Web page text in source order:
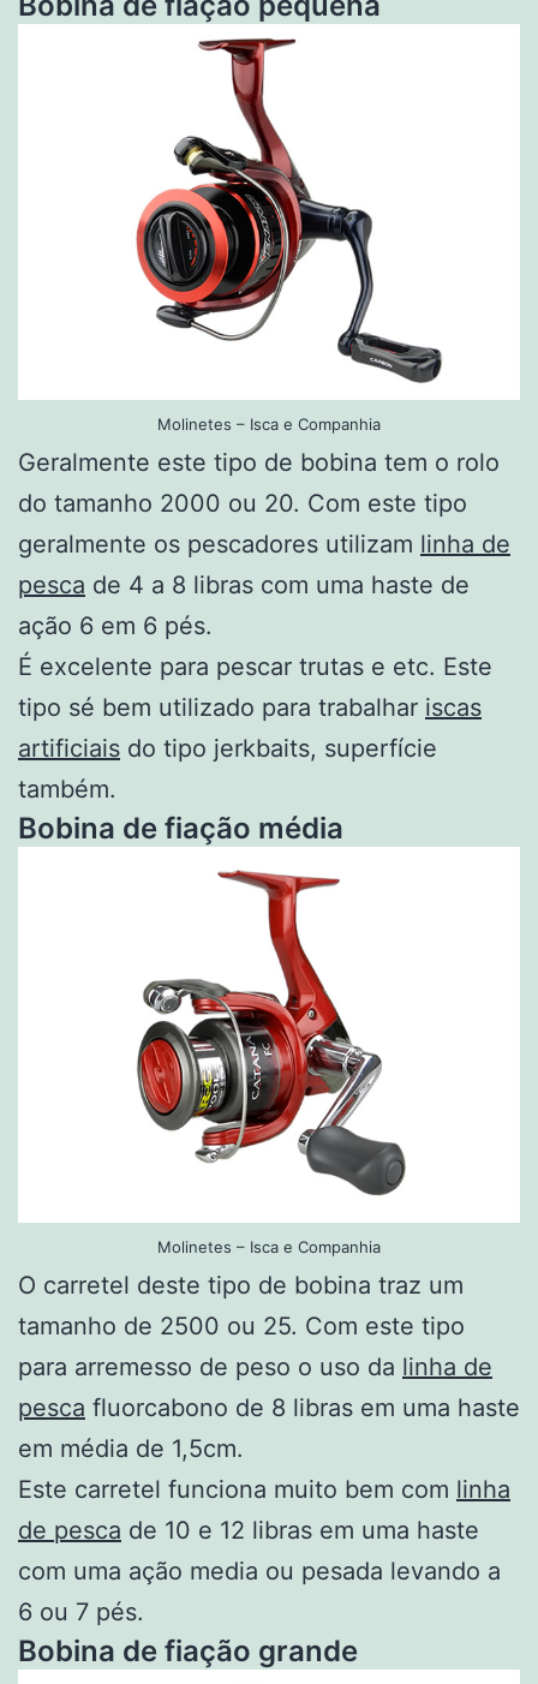
Molinetes – Isca e Companhia
Geralmente este tipo de bobina tem o rolo
do tamanho 2000 ou 20. Com este tipo
geralmente os pescadores utilizam linha de
pesca de 4 a 8 libras com uma haste de
ação 6 em 6 pés.
É excelente para pescar trutas e etc. Este
tipo sé bem utilizado para trabalhar iscas
artificiais do tipo jerkbaits, superfície
também.
Bobina de fiação média
Molinetes – Isca e Companhia
O carretel deste tipo de bobina traz um
tamanho de 2500 ou 25. Com este tipo
para arremesso de peso o uso da linha de
pesca fluorcabono de 8 libras em uma haste
em média de 1,5cm.
Este carretel funciona muito bem com linha
de pesca de 10 e 12 libras em uma haste
com uma ação media ou pesada levando a
6 ou 7 pés.
Bobina de fiação grande